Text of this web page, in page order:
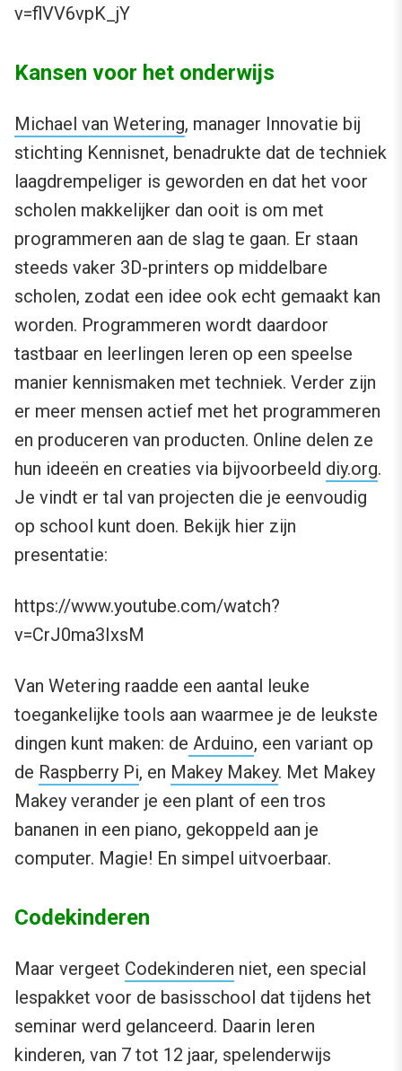
v=flVV6vpK_jY
Kansen voor het onderwijs
Michael van Wetering, manager Innovatie bij
stichting Kennisnet, benadrukte dat de techniek
laagdrempeliger is geworden en dat het voor
scholen makkelijker dan ooit is om met
programmeren aan de slag te gaan. Er staan
steeds vaker 3D-printers op middelbare
scholen, zodat een idee ook echt gemaakt kan
worden. Programmeren wordt daardoor
tastbaar en leerlingen leren op een speelse
manier kennismaken met techniek. Verder zijn
er meer mensen actief met het programmeren
en produceren van producten. Online delen ze
hun ideeën en creaties via bijvoorbeeld diy.org.
Je vindt er tal van projecten die je eenvoudig
op school kunt doen. Bekijk hier zijn
presentatie:
https://www.youtube.com/watch?
v=CrJ0ma3IxsM
Van Wetering raadde een aantal leuke
toegankelijke tools aan waarmee je de leukste
dingen kunt maken: de Arduino, een variant op
de Raspberry Pi, en Makey Makey. Met Makey
Makey verander je een plant of een tros
bananen in een piano, gekoppeld aan je
computer. Magie! En simpel uitvoerbaar.
Codekinderen
Maar vergeet Codekinderen niet, een special
lespakket voor de basisschool dat tijdens het
seminar werd gelanceerd. Daarin leren
kinderen, van 7 tot 12 jaar, spelenderwijs